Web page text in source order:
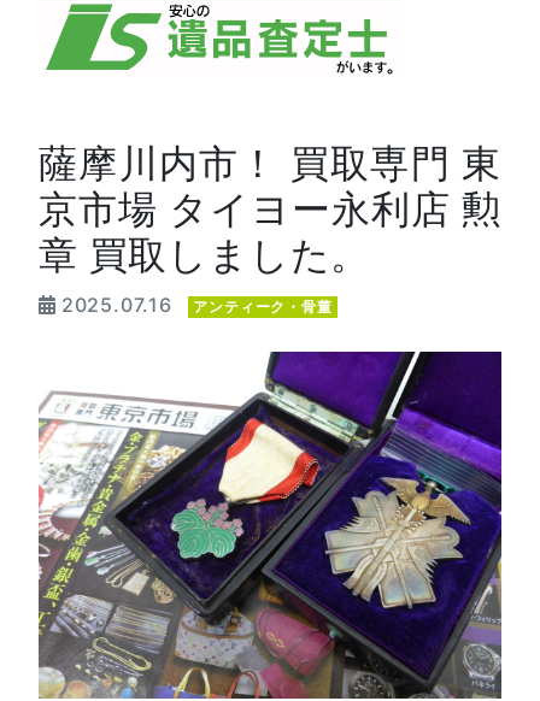
薩摩川内市！ 買取専門 東
京市場 タイヨー永利店 勲
章 買取しました。
2025.07.16 アンティーク・骨董